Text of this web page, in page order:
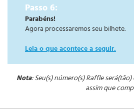
Passo 6:
Parabéns!
Agora processaremos seu bilhete.
Leia o que acontece a seguir.
Nota: Seu(s) número(s) Raffle
assim que